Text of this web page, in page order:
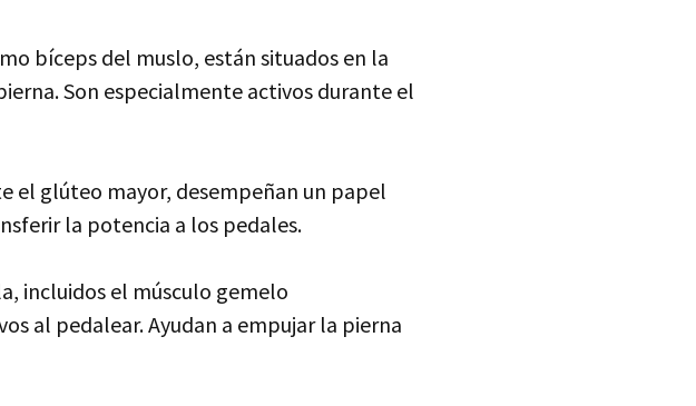
bíceps del muslo, están situados en la
Son especialmente activos durante el
el glúteo mayor, desempeñan un papel
la potencia a los pedales.
incluidos el músculo gemelo
al pedalear. Ayudan a empujar la pierna